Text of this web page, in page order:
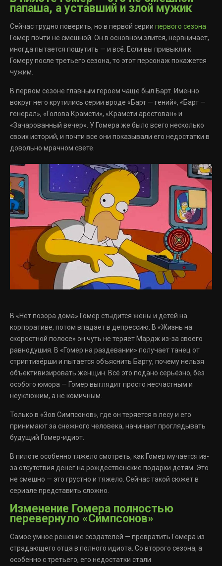
папаша, а уставший и злой мужик
Сейчас трудно поверить, но в первой серии первого сезона
Гомер почти не смешной. Он в основном злится, нервничает,
иногда пытается пошутить — и всё. Если вы привыкли к
Гомеру после третьего сезона, то этот персонаж покажется
чужим.
В первом сезоне главным героем чаще был Барт. Именно
вокруг него крутились серии вроде «Барт — гений», «Барт —
генерал», «Голова Крамсти», «Крамсти арестован» и
«Зачарованный вечер». У Гомера же было всего несколько
своих историй, и почти все они показывали его недостатки в
довольно мрачном свете.
В «Нет позора дома» Гомер стыдится жены и детей на
корпоративе, потом впадает в депрессию. В «Жизнь на
скоростной полосе» он чуть не теряет Мардж из-за своего
равнодушия. В «Гомер на раздевании» получает танец от
стриптизёрши и пытается объяснить Барту, почему нельзя
объективизировать женщин. Всё это подано серьёзно, без
особого юмора — Гомер выглядит просто несчастным и
неуклюжим, а не комичным.
Только в «Зов Симпсонов», где он теряется в лесу и его
принимают за снежного человека, начинает проглядывать
будущий Гомер-идиот.
В пилоте особенно тяжело смотреть, как Гомер мучается из-
за отсутствия денег на рождественские подарки детям. Это
не смешно — это грустно и тяжело. Сейчас такой сюжет в
сериале представить сложно.
Изменение Гомера полностью
перевернуло «Симпсонов»
Самое умное решение создателей — превратить Гомера из
страдающего отца в полного идиота. Со второго сезона, а
особенно с третьего, его недостатки стали